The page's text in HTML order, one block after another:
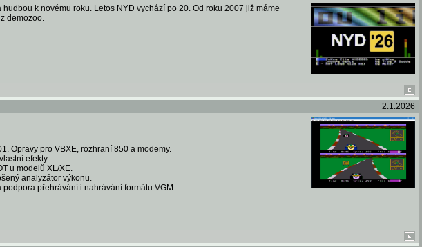
k novému roku. Letos NYD vychází po 20. Od roku 2007 již máme
demozoo.
2.1.2026
Opravy pro VBXE, rozhraní 850 a modemy.
efekty.
u modelů XL/XE.
analyzátor výkonu.
přehrávání i nahrávání formátu VGM.